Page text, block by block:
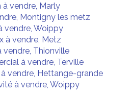
à vendre, Marly
Montigny les metz
vendre, Woippy
à vendre, Metz
vendre, Thionville
à vendre, Terville
vendre, Hettange-grande
à vendre, Woippy